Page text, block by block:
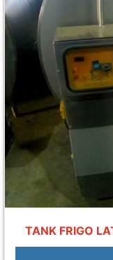
TANK FRIGO